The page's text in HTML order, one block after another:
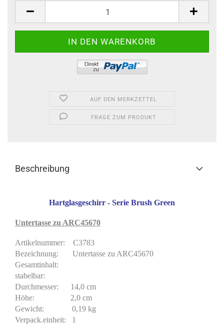
AUF DEN MERKZETTEL
FRAGE ZUM PRODUKT
Beschreibung
Hartglasgeschirr - Serie Brush Green
Untertasse zu ARC45670
Artikelnummer: C3783
Bezeichnung: Untertasse zu ARC45670
Gesamtinhalt:
stabelbar:
Durchmesser: 14,0 cm
Höhe: 2,0 cm
Gewicht: 0,19 kg
Verpack.einheit: 1